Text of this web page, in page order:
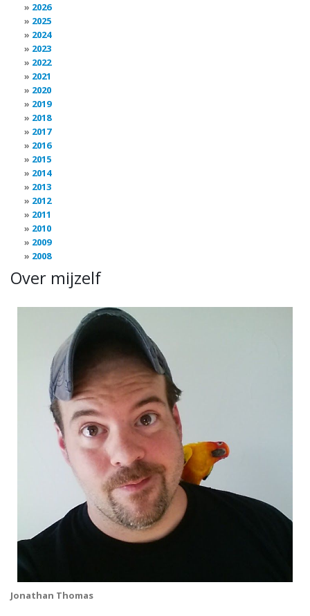
2026
2025
2024
2023
2022
2021
2020
2019
2018
2017
2016
2015
2014
2013
2012
2011
2010
2009
2008
Over mijzelf
Jonathan Thomas